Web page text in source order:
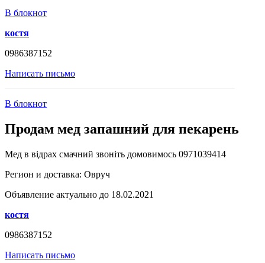
В блокнот
костя
0986387152
Написать письмо
В блокнот
Продам мед запашний для пекарень
Мед в відрах смачний звоніть домовимось 0971039414
Регион и доставка: Овруч
Объявление актуально до 18.02.2021
костя
0986387152
Написать письмо